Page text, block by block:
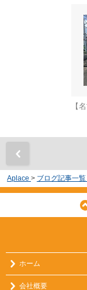
Aplace > ブログ記事一覧
ホーム
会社概要